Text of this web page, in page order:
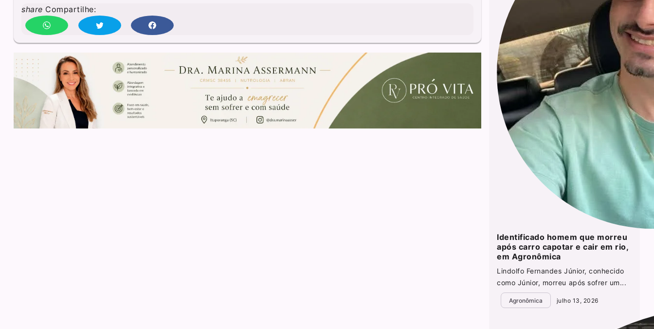
share Compartilhe:
Identificado homem que morreu
após carro capotar e cair em rio,
em Agronômica
Lindolfo Fernandes Júnior, conhecido
como Júnior, morreu após sofrer um...
Agronômica julho 13, 2026